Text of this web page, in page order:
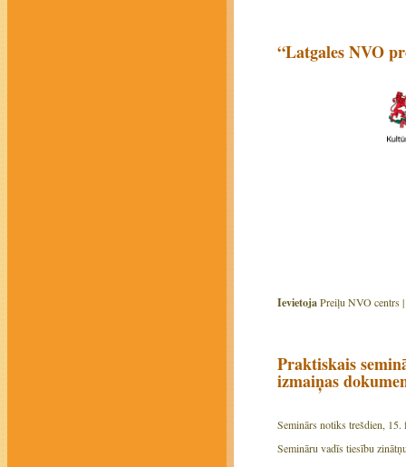
“Latgales NVO
IevietojaPreiļu NVO centrs |
Praktiskais
izmaiņas
Seminārs notikstrešdien, 15.
Semināru vadīstiesību